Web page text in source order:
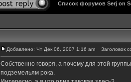
Список форумов Serj on
Добавлено: Чт Дек 06, 2007 1:16 am Заголовок
Собственно говоря, а почему для этой
подземельям рока.